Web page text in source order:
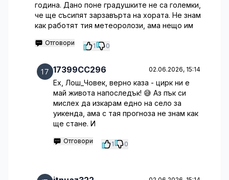
година. Дано поне градушките не са големки,
че ще съсипят зарзавърта на хората. Не знам
как работят тия метеоролози, ама нещо им
Отговори 1 0
17399CC296 02.06.2026, 15:14
Ех, Лош_Човек, верно каза - цирк ни е
май живота напоследък! 😅 Аз пък си
мислех да изкарам едно на село за
уикенда, ама с тая прогноза не знам как
ще стане. И
Отговори 1 0